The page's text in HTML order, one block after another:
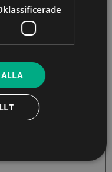
delta?
ALLA